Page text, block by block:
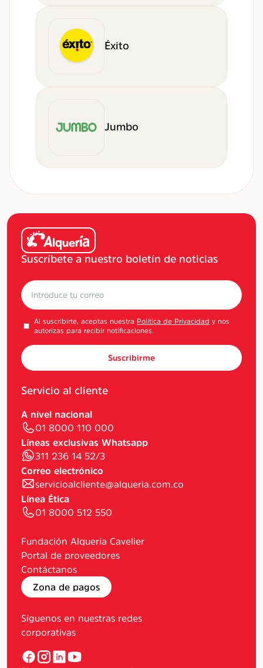
Éxito
Jumbo
Suscríbete a nuestro boletín de noticias
Al suscribirte, aceptas nuestra Política de Privacidad y nos
autorizas para recibir notificaciones.
Suscribirme
Servicio al cliente
A nivel nacional
01 8000 110 000
Líneas exclusivas Whatsapp
311 236 14 52/3
Correo electrónico
servicioalcliente@alqueria.com.co
Línea Ética
01 8000 512 550
Fundación Alquería Cavelier
Portal de proveedores
Contáctanos
Zona de pagos
Síguenos en nuestras redes
corporativas